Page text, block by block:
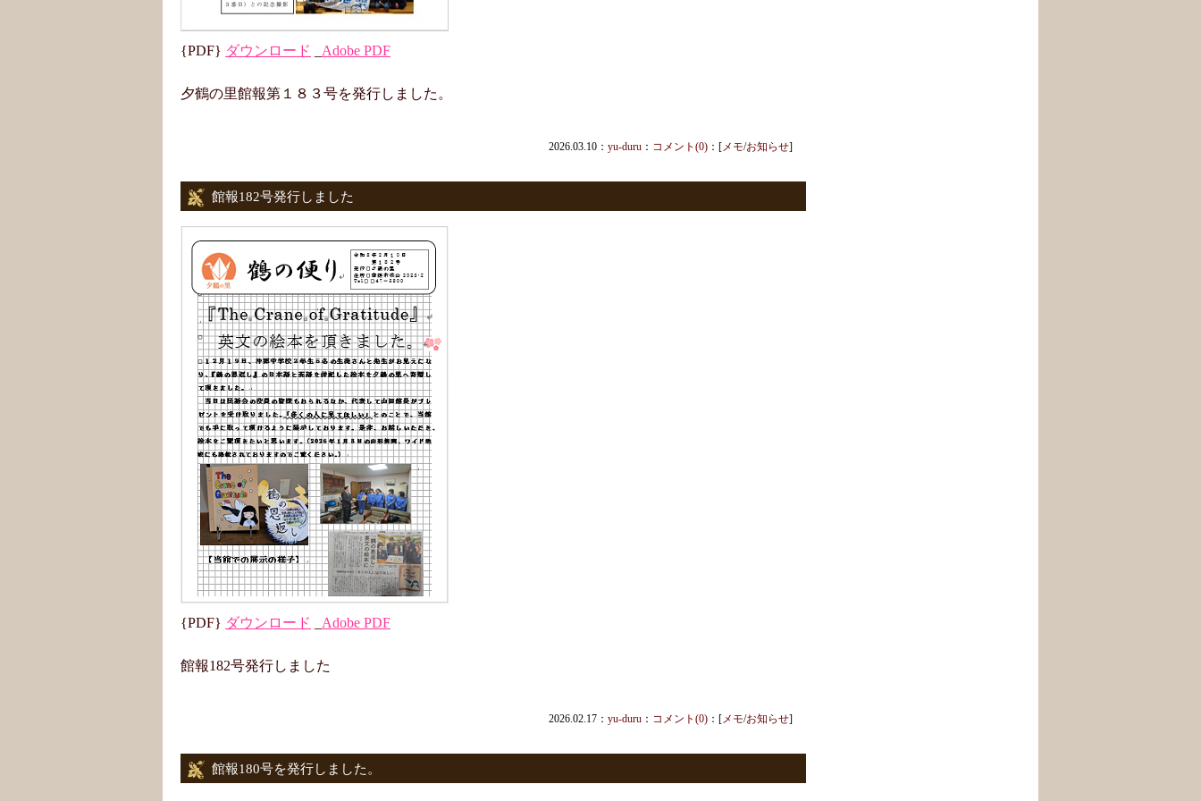
{PDF} ダウンロード Adobe PDF
夕鶴の里館報第１８３号を発行しました。
2026.03.10： yu-duru ： コメント(0) ：[メモ/お知らせ]
館報182号発行しました
{PDF} ダウンロード Adobe PDF
館報182号発行しました
2026.02.17： yu-duru ： コメント(0) ：[メモ/お知らせ]
館報180号を発行しました。